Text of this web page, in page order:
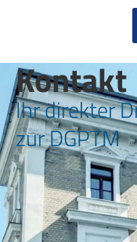
Kontakt
Ihr direkter
zur DGPTM